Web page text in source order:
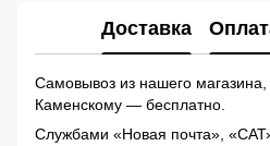
Доставка
Самовывоз из нашего магазина,
Каменскому — бесплатно.
Службами «Новая почта»,